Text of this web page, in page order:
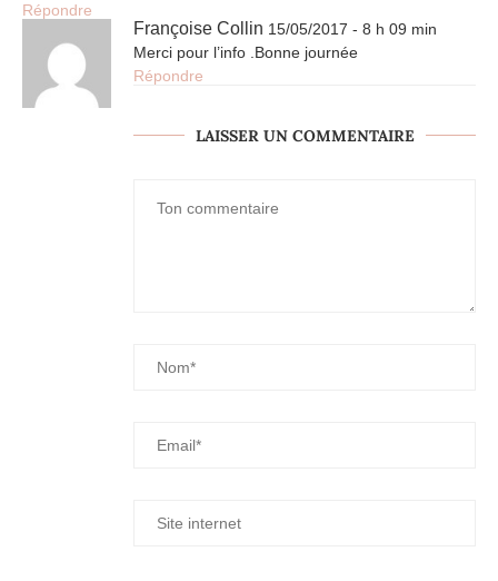
Répondre
Françoise Collin 15/05/2017 - 8 h 09 min
Merci pour l’info .Bonne journée
Répondre
LAISSER UN COMMENTAIRE